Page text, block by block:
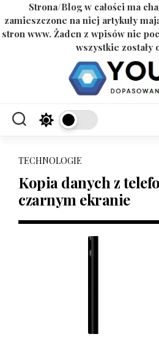
Strona/Blog w całości ma
zamieszczone na niej artykuły
stron www. Żaden z wpisów nie
wszystkie zostały
TECHNOLOGIE
Kopia danych z
czarnym ekranie